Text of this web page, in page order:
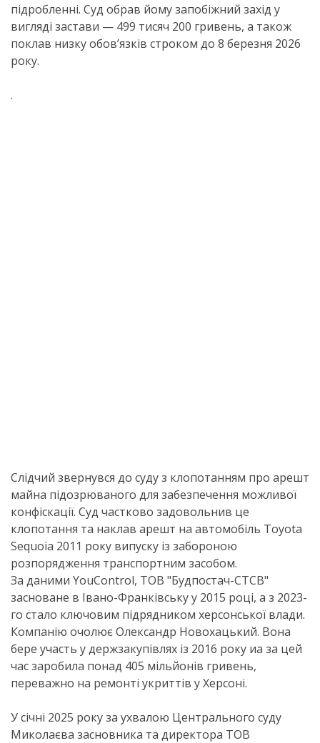
підробленні. Суд обрав йому запобіжний захід у
вигляді застави — 499 тисяч 200 гривень, а також
поклав низку обов’язків строком до 8 березня 2026
року.
.
Слідчий звернувся до суду з клопотанням про арешт
майна підозрюваного для забезпечення можливої
конфіскації. Суд частково задовольнив це
клопотання та наклав арешт на автомобіль Toyota
Sequoia 2011 року випуску із забороною
розпорядження транспортним засобом.
За даними YouControl, ТОВ "Будпостач-СТСВ"
засноване в Івано-Франківську у 2015 році, а з 2023-
го стало ключовим підрядником херсонської влади.
Компанію очолює Олександр Новохацький. Вона
бере участь у держзакупівлях із 2016 року иа за цей
час заробила понад 405 мільйонів гривень,
переважно на ремонті укриттів у Херсоні.
У січні 2025 року за ухвалою Центрального суду
Миколаєва засновника та директора ТОВ